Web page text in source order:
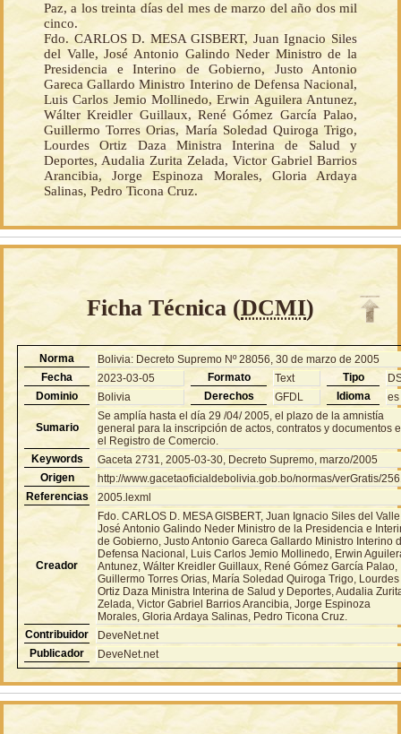
Paz, a los treinta días del mes de marzo del año dos mil
cinco.
Fdo. CARLOS D. MESA GISBERT, Juan Ignacio Siles
del Valle, José Antonio Galindo Neder Ministro de la
Presidencia e Interino de Gobierno, Justo Antonio
Gareca Gallardo Ministro Interino de Defensa Nacional,
Luis Carlos Jemio Mollinedo, Erwin Aguilera Antunez,
Wálter Kreidler Guillaux, René Gómez García Palao,
Guillermo Torres Orias, María Soledad Quiroga Trigo,
Lourdes Ortiz Daza Ministra Interina de Salud y
Deportes, Audalia Zurita Zelada, Victor Gabriel Barrios
Arancibia, Jorge Espinoza Morales, Gloria Ardaya
Salinas, Pedro Ticona Cruz.
Ficha Técnica (DCMI)
Norma
Bolivia: Decreto Supremo Nº 28056, 30 de marzo de 2005
Fecha
2023-03-05 Formato Text Tipo
Dominio
Bolivia Derechos GFDL Idioma es
Sumario
Se amplía hasta el día 29 /04/ 2005, el plazo de la amnistía
general para la inscripción de actos, contratos y documentos
el Registro de Comercio.
Keywords
Gaceta 2731, 2005-03-30, Decreto Supremo, marzo/2005
Origen
http://www.gacetaoficialdebolivia.gob.bo/normas/verGratis/
Referencias
2005.lexml
Creador
Fdo. CARLOS D. MESA GISBERT, Juan Ignacio Siles del
José Antonio Galindo Neder Ministro de la Presidencia e
de Gobierno, Justo Antonio Gareca Gallardo Ministro Interino
Defensa Nacional, Luis Carlos Jemio Mollinedo, Erwin
Antunez, Wálter Kreidler Guillaux, René Gómez García Palao,
Guillermo Torres Orias, María Soledad Quiroga Trigo, Lourdes
Ortiz Daza Ministra Interina de Salud y Deportes, Audalia
Zelada, Victor Gabriel Barrios Arancibia, Jorge Espinoza
Morales, Gloria Ardaya Salinas, Pedro Ticona Cruz.
Contribuidor
DeveNet.net
Publicador
DeveNet.net